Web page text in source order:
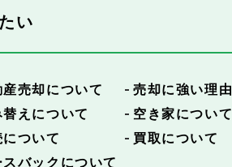
い
産売却について
売却に強い理由
替えについて
空き家について
について
買取について
スバックについて